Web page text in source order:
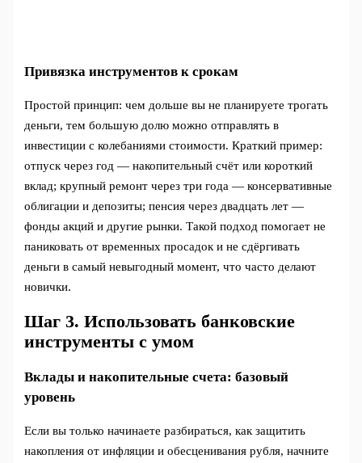
Привязка инструментов к срокам
Простой принцип: чем дольше вы не планируете трогать
деньги, тем большую долю можно отправлять в
инвестиции с колебаниями стоимости. Краткий пример:
отпуск через год — накопительный счёт или короткий
вклад; крупный ремонт через три года — консервативные
облигации и депозиты; пенсия через двадцать лет —
фонды акций и другие рынки. Такой подход помогает не
паниковать от временных просадок и не сдёргивать
деньги в самый невыгодный момент, что часто делают
новички.
Шаг 3. Использовать банковские
инструменты с умом
Вклады и накопительные счета: базовый
уровень
Если вы только начинаете разбираться, как защитить
накопления от инфляции и обесценивания рубля, начните